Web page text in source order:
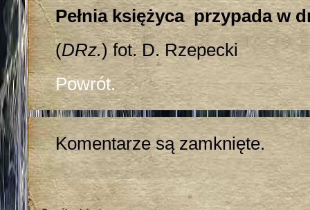
Pełnia księżyca przypada w
(DRz.) fot. D. Rzepecki
Powrót.
Komentarze są zamknięte.